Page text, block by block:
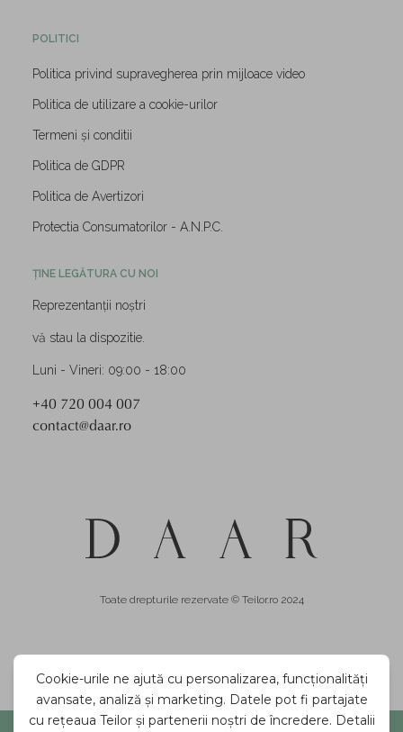
POLITICI
Politica privind supravegherea prin mijloace video
Politica de utilizare a cookie-urilor
Termeni și conditii
Politica de GDPR
Politica de Avertizori
Protectia Consumatorilor - A.N.P.C.
ȚINE LEGĂTURA CU NOI
Reprezentanții noștri
vă stau la dispozitie.
Luni - Vineri: 09:00 - 18:00
+40 720 004 007
contact@daar.ro
Toate drepturile rezervate © Teilor.ro 2024